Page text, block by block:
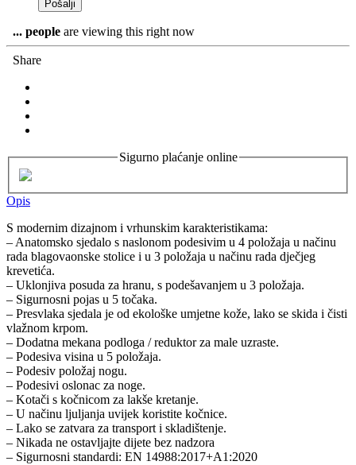
... people are viewing this right now
Share
Sigurno plaćanje online
Opis
S modernim dizajnom i vrhunskim karakteristikama:
– Anatomsko sjedalo s naslonom podesivim u 4 položaja u načinu
rada blagovaonske stolice i u 3 položaja u načinu rada dječjeg
krevetića.
– Uklonjiva posuda za hranu, s podešavanjem u 3 položaja.
– Sigurnosni pojas u 5 točaka.
– Presvlaka sjedala je od ekološke umjetne kože, lako se skida i čisti
vlažnom krpom.
– Dodatna mekana podloga / reduktor za male uzraste.
– Podesiva visina u 5 položaja.
– Podesiv položaj nogu.
– Podesivi oslonac za noge.
– Kotači s kočnicom za lakše kretanje.
– U načinu ljuljanja uvijek koristite kočnice.
– Lako se zatvara za transport i skladištenje.
– Nikada ne ostavljajte dijete bez nadzora
– Sigurnosni standardi: EN 14988:2017+A1:2020